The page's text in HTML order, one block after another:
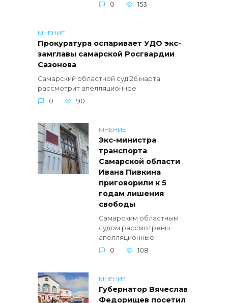
0
153
МНЕНИЕ
Прокуратура оспаривает УДО экс-
замглавы самарской Росгвардии
Сазонова
Самарский областной суд 26 марта
рассмотрит апелляционное
0
90
МНЕНИЕ
Экс-министра
транспорта
Самарской области
Ивана Пивкина
приговорили к 5
годам лишения
свободы
Самарским областным
судом рассмотрены
апелляционные
0
108
МНЕНИЕ
Губернатор Вячеслав
Федорищев посетил